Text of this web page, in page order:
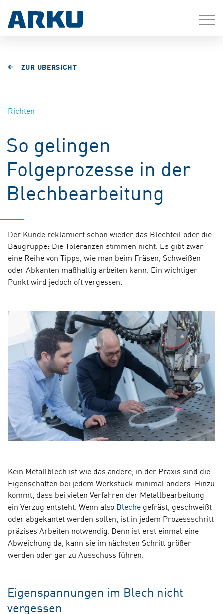
ZUR ÜBERSICHT
Richten
So gelingen
Folgeprozesse in der
Blechbearbeitung
Der Kunde reklamiert schon wieder das Blechteil oder die
Baugruppe: Die Toleranzen stimmen nicht. Es gibt zwar
eine Reihe von Tipps, wie man beim Fräsen, Schweißen
oder Abkanten maßhaltig arbeiten kann. Ein wichtiger
Punkt wird jedoch oft vergessen.
Kein Metallblech ist wie das andere, in der Praxis sind die
Eigenschaften bei jedem Werkstück minimal anders. Hinzu
kommt, dass bei vielen Verfahren der Metallbearbeitung
ein Verzug entsteht. Wenn also Bleche gefräst, geschweißt
oder abgekantet werden sollen, ist in jedem Prozessschritt
präzises Arbeiten notwendig. Denn ist erst einmal eine
Abweichung da, kann sie im nächsten Schritt größer
werden oder gar zu Ausschuss führen.
Eigenspannungen im Blech nicht
vergessen